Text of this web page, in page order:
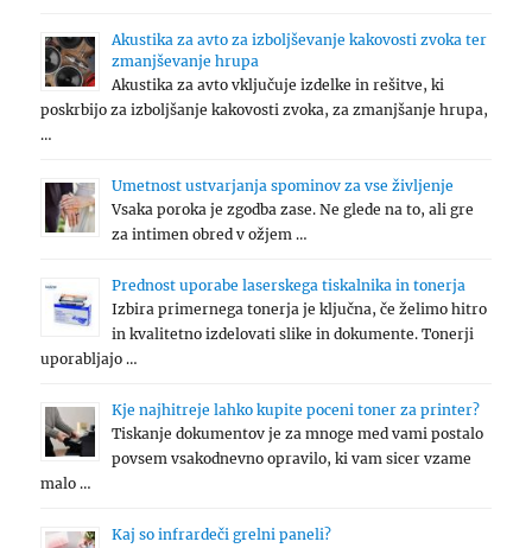
Akustika za avto za izboljševanje kakovosti zvoka ter
zmanjševanje hrupa
Akustika za avto vključuje izdelke in rešitve, ki
poskrbijo za izboljšanje kakovosti zvoka, za zmanjšanje hrupa,
…
Umetnost ustvarjanja spominov za vse življenje
Vsaka poroka je zgodba zase. Ne glede na to, ali gre
za intimen obred v ožjem …
Prednost uporabe laserskega tiskalnika in tonerja
Izbira primernega tonerja je ključna, če želimo hitro
in kvalitetno izdelovati slike in dokumente. Tonerji
uporabljajo …
Kje najhitreje lahko kupite poceni toner za printer?
Tiskanje dokumentov je za mnoge med vami postalo
povsem vsakodnevno opravilo, ki vam sicer vzame
malo …
Kaj so infrardeči grelni paneli?